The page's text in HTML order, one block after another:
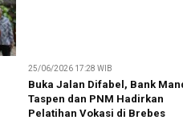
25/06/2026 17:28 WIB
Buka Jalan Difabel, Bank
Taspen dan PNM Hadirkan
Pelatihan Vokasi di Brebes